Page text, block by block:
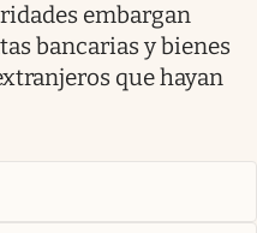
embargan
bancarias y bienes
que hayan